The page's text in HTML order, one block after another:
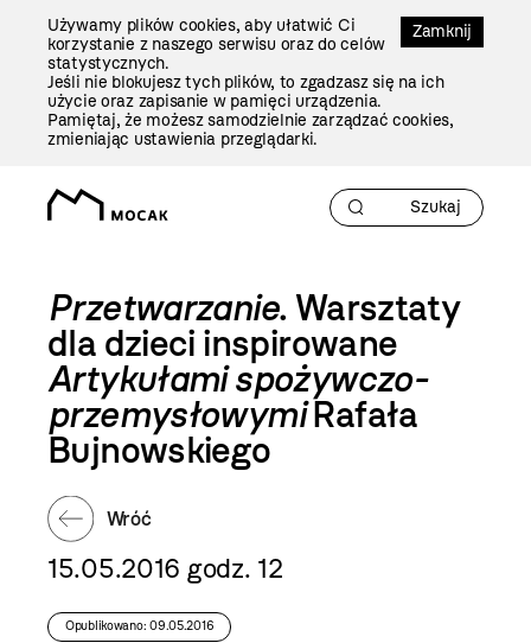
Zamknij
Używamy plików cookies, aby ułatwić Ci
korzystanie z naszego serwisu oraz do celów
statystycznych.
Jeśli nie blokujesz tych plików, to zgadzasz się na ich
użycie oraz zapisanie w pamięci urządzenia.
Pamiętaj, że możesz samodzielnie zarządzać cookies,
zmieniając ustawienia przeglądarki.
Przetwarzanie. Warsztaty
dla dzieci inspirowane
Artykułami spożywczo-
przemysłowymiRafała
Bujnowskiego
Wróć
15.05.2016 godz. 12
Opublikowano: 09.05.2016